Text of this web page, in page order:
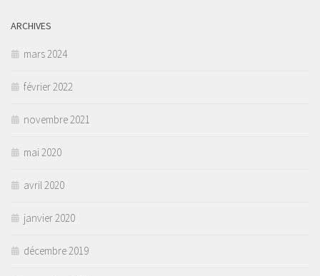
ARCHIVES
mars 2024
février 2022
novembre 2021
mai 2020
avril 2020
janvier 2020
décembre 2019